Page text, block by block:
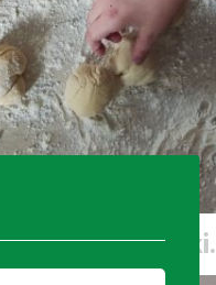
bułeczki.